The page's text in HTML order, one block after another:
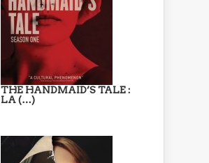
THE HANDMAID’S TALE :
LA (…)